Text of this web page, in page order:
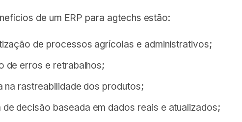
de um ERP para agtechs estão:
de processos agrícolas e administrativos;
de erros e retrabalhos;
na rastreabilidade dos produtos;
de decisão baseada em dados reais e atualizados;